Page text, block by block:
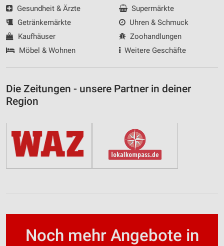
Gesundheit & Ärzte
Getränkemärkte
Kaufhäuser
Möbel & Wohnen
Supermärkte
Uhren & Schmuck
Zoohandlungen
Weitere Geschäfte
Die Zeitungen - unsere Partner in deiner
Region
Noch mehr Angebote in